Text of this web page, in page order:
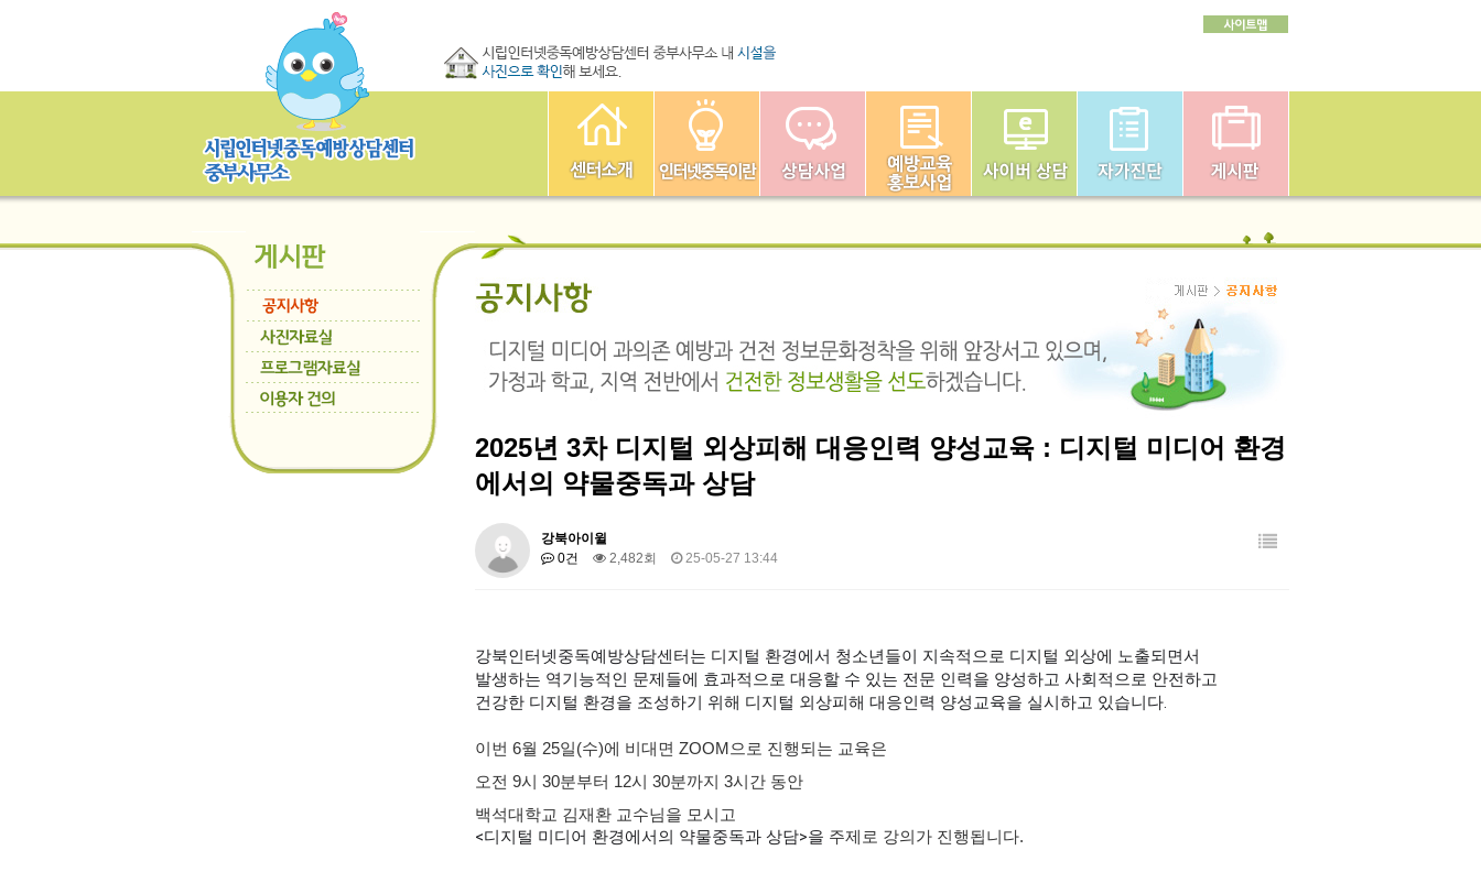
2025년 3차 디지털 외상피해 대응인력 양성교육 : 디지털 미디어 환경
에서의 약물중독과 상담
강북아이윌
0건
2,482회 25-05-27 13:44
강북인터넷중독예방상담센터는 디지털 환경에서 청소년들이 지속적으로 디지털 외상에 노출되면서
발생하는 역기능적인 문제들에 효과적으로 대응할 수 있는 전문 인력을 양성하고 사회적으로 안전하고
건강한 디지털 환경을 조성하기 위해 디지털 외상피해 대응인력 양성교육을 실시하고 있습니다.
이번 6월 25일(수)에 비대면 ZOOM으로 진행되는 교육은
오전 9시 30분부터 12시 30분까지 3시간 동안
백석대학교 김재환 교수님을 모시고
<디지털 미디어 환경에서의 약물중독과 상담>을 주제로 강의가 진행됩니다.